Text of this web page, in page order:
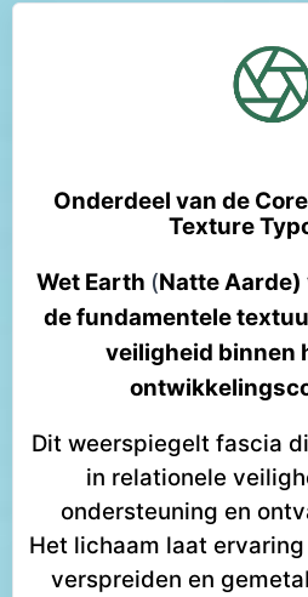
Onderdeel van de
Texture
Wet Earth (Natte
de fundamentele
veiligheid binnen
Dit weerspiegelt fascia
in relationele
ondersteuning en
Het lichaam laat
verspreiden en